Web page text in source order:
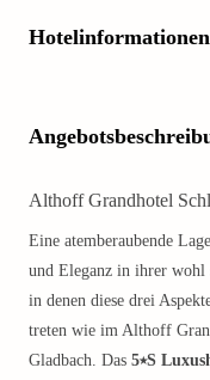
Hotelinformationen
Althoff Grandhotel
Eine atemberaubende
und Eleganz in ihrer wohl
in denen diese drei
treten wie im Althoff
Gladbach. Das 5⭑S